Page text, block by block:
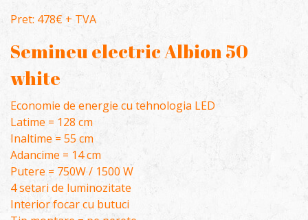
Pret: 478€ + TVA
Semineu electric Albion 50
white
Economie de energie cu tehnologia LED
Latime = 128 cm
Inaltime = 55 cm
Adancime = 14 cm
Putere = 750W / 1500 W
4 setari de luminozitate
Interior focar cu butuci